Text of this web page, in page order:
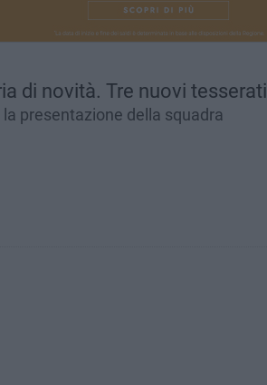
di novità. Tre nuovi tesserati
presentazione della squadra